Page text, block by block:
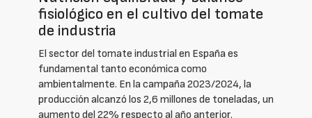
fisiológico en el cultivo del tomate
de industria
El sector del tomate industrial en España es
fundamental tanto económica como
ambientalmente. En la campaña 2023/2024, la
producción alcanzó los 2,6 millones de toneladas, un
aumento del 22% respecto al año anterior.